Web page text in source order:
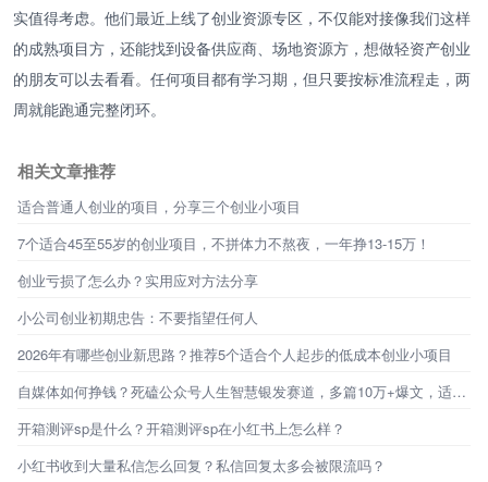
实值得考虑。他们最近上线了创业资源专区，不仅能对接像我们这样
的成熟项目方，还能找到设备供应商、场地资源方，想做轻资产创业
的朋友可以去看看。任何项目都有学习期，但只要按标准流程走，两
周就能跑通完整闭环。
相关文章推荐
适合普通人创业的项目，分享三个创业小项目
7个适合45至55岁的创业项目，不拼体力不熬夜，一年挣13-15万！
创业亏损了怎么办？实用应对方法分享
小公司创业初期忠告：不要指望任何人
2026年有哪些创业新思路？推荐5个适合个人起步的低成本创业小项目
自媒体如何挣钱？死磕公众号人生智慧银发赛道，多篇10万+爆文，适合新手宝妈上班族操作的副业
开箱测评sp是什么？开箱测评sp在小红书上怎么样？
小红书收到大量私信怎么回复？私信回复太多会被限流吗？